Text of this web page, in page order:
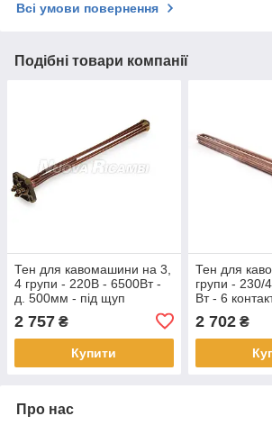
Всі умови повернення
Подібні товари компанії
Тен для кавомашини на 3,
4 групи - 220В - 6500Вт -
д. 500мм - під щуп
CMA/BFC/FAEMA/WEGA
2 757 ₴
Купити
Тен для
групи - 230/
Вт - 6
- ASTORIA
2 702₴
Про нас